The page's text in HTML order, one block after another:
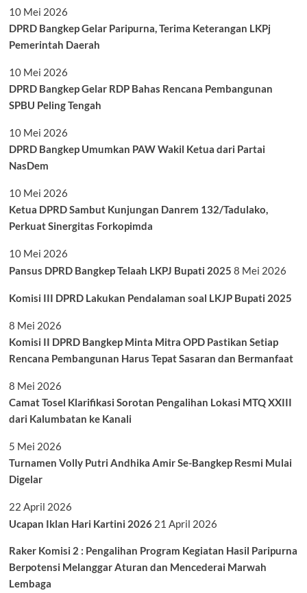
10 Mei 2026
DPRD Bangkep Gelar Paripurna, Terima Keterangan LKPj
Pemerintah Daerah
10 Mei 2026
DPRD Bangkep Gelar RDP Bahas Rencana Pembangunan
SPBU Peling Tengah
10 Mei 2026
DPRD Bangkep Umumkan PAW Wakil Ketua dari Partai
NasDem
10 Mei 2026
Ketua DPRD Sambut Kunjungan Danrem 132/Tadulako,
Perkuat Sinergitas Forkopimda
10 Mei 2026
Pansus DPRD Bangkep Telaah LKPJ Bupati 2025 8 Mei 2026
Komisi III DPRD Lakukan Pendalaman soal LKJP Bupati 2025
8 Mei 2026
Komisi II DPRD Bangkep Minta Mitra OPD Pastikan Setiap
Rencana Pembangunan Harus Tepat Sasaran dan Bermanfaat
8 Mei 2026
Camat Tosel Klarifikasi Sorotan Pengalihan Lokasi MTQ XXIII
dari Kalumbatan ke Kanali
5 Mei 2026
Turnamen Volly Putri Andhika Amir Se-Bangkep Resmi Mulai
Digelar
22 April 2026
Ucapan Iklan Hari Kartini 2026 21 April 2026
Raker Komisi 2 : Pengalihan Program Kegiatan Hasil Paripurna
Berpotensi Melanggar Aturan dan Mencederai Marwah
Lembaga